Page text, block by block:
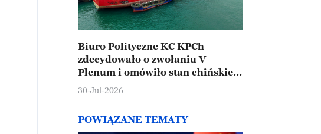
Biuro Polityczne KC KPCh
zdecydowało o zwołaniu V
Plenum i omówiło stan chińskiej
gospodarki
30-Jul-2026
POWIĄZANE TEMATY